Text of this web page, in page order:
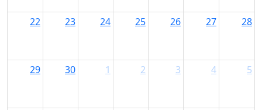
22 23 24 25 26 27 28
29 30 1 2 3 4 5